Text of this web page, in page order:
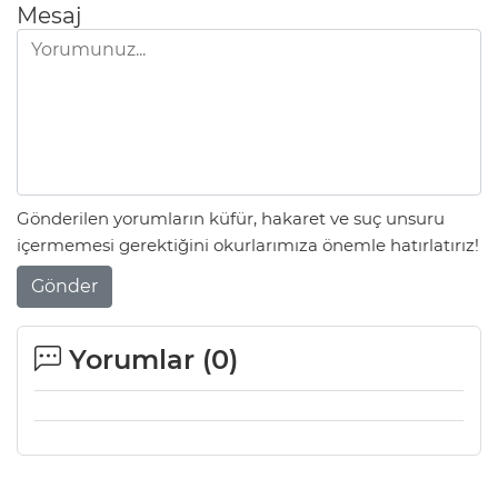
Mesaj
Gönderilen yorumların küfür, hakaret ve suç unsuru
içermemesi gerektiğini okurlarımıza önemle hatırlatırız!
Gönder
Yorumlar (0)